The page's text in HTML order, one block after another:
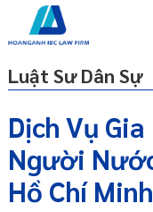
Luật Sư Dân Sự
Dịch Vụ
Người
Hồ Chí Minh
phí qua zalo
sư trực tuyến online